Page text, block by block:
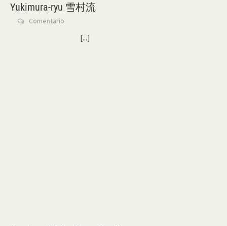
Yukimura-ryu 雪村流
Comentario
[...]